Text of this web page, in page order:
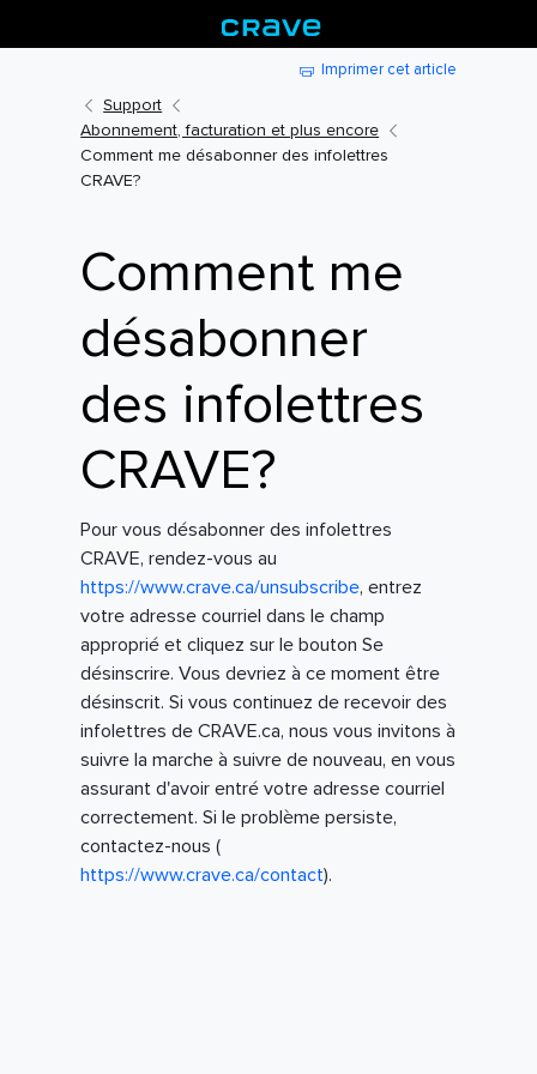
Imprimer cet article
Support
Abonnement, facturation et plus encore
Comment me désabonner des infolettres
CRAVE?
Comment me
désabonner
des infolettres
CRAVE?
Pour vous désabonner des infolettres
CRAVE, rendez-vous au
https://www.crave.ca/unsubscribe, entrez
votre adresse courriel dans le champ
approprié et cliquez sur le bouton Se
désinscrire. Vous devriez à ce moment être
désinscrit. Si vous continuez de recevoir des
infolettres de CRAVE.ca, nous vous invitons à
suivre la marche à suivre de nouveau, en vous
assurant d'avoir entré votre adresse courriel
correctement. Si le problème persiste,
contactez-nous (
https://www.crave.ca/contact).